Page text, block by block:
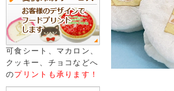
可食シート、マカロン、
クッキー、チョコなどへ
のプリントも承ります！